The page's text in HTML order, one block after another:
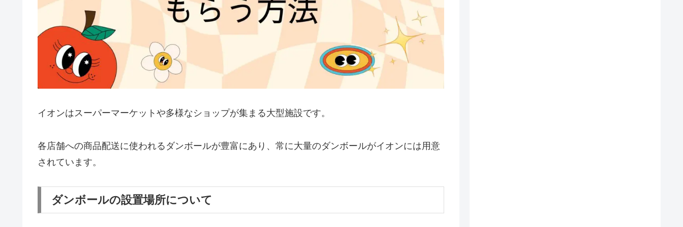
イオンはスーパーマーケットや多様なショップが集まる大型施設です。
各店舗への商品配送に使われるダンボールが豊富にあり、常に大量のダンボールがイオンには用意
されています。
ダンボールの設置場所について